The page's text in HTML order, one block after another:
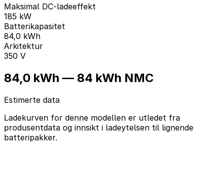
Maksimal DC-ladeeffekt
185 kW
Batterikapasitet
84,0 kWh
Arkitektur
350 V
84,0 kWh — 84 kWh NMC
Estimerte data
Ladekurven for denne modellen er utledet fra
produsentdata og innsikt i ladeytelsen til lignende
batteripakker.